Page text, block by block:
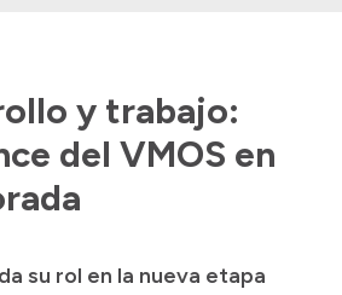
y trabajo:
del VMOS en
su rol en la nueva etapa